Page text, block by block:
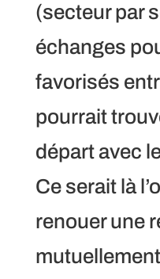
(secteur par
échanges
favorisés
pourrait
départ avec
Ce serait là
renouer une